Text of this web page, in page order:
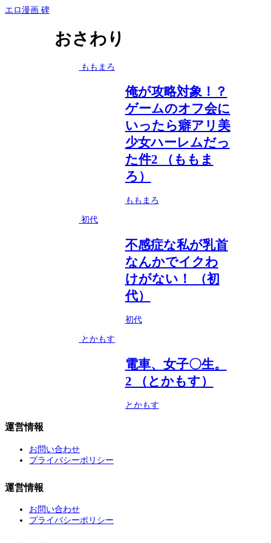
エロ漫画 碑
おさわり
ももまろ
俺が攻略対象！？
ゲームのオフ会に
いったら癖アリ美
少女ハーレムだっ
た件2 （ももま
ろ）
ももまろ
初代
不感症な私が乳首
なんかでイクわ
けがない！ （初
代）
初代
とかもす
電車、女子〇生。
2 （とかもす）
とかもす
運営情報
お問い合わせ
プライバシーポリシー
運営情報
お問い合わせ
プライバシーポリシー